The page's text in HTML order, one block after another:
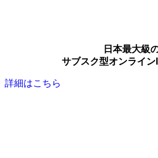
日本最大級
サブスク型オンライ
詳細はこちら